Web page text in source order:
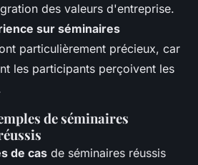
des valeurs d'entreprise.
sur séminaires
particulièrement précieux, car
les participants perçoivent les
de séminaires
de cas de séminaires réussis